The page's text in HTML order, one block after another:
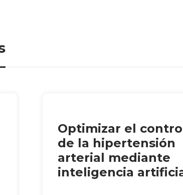
Optimizar el
de la hipertensión
arterial mediante
inteligencia